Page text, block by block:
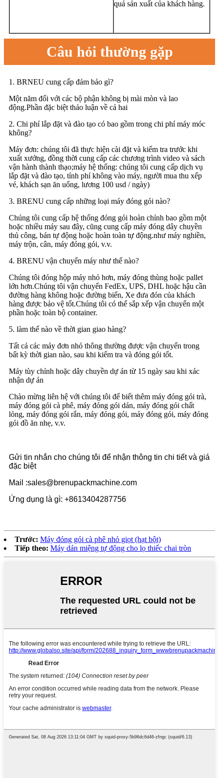
quả sản xuất của khách hàng.
Câu hỏi thường gặp
1. BRNEU cung cấp đảm bảo gì?
Một năm đối với các bộ phận không bị mài mòn và lao
động.Phần đặc biệt thảo luận về cả hai
2. Chi phí lắp đặt và đào tạo có bao gồm trong chi phí máy móc
không?
Máy đơn: chúng tôi đã thực hiện cài đặt và kiểm tra trước khi
xuất xưởng, đồng thời cung cấp các chương trình video và sách
vận hành thành thạo;máy hệ thống: chúng tôi cung cấp dịch vụ
lắp đặt và đào tạo, tính phí không vào máy, người mua thu xếp
vé, khách sạn ăn uống, lương 100 usd / ngày)
3. BRENU cung cấp những loại máy đóng gói nào?
Chúng tôi cung cấp hệ thống đóng gói hoàn chỉnh bao gồm một
hoặc nhiều máy sau đây, cũng cung cấp máy đóng dây chuyền
thủ công, bán tự động hoặc hoàn toàn tự động.như máy nghiền,
máy trộn, cân, máy đóng gói, v.v.
4. BRENU vận chuyển máy như thế nào?
Chúng tôi đóng hộp máy nhỏ hơn, máy đóng thùng hoặc pallet
lớn hơn.Chúng tôi vận chuyển FedEx, UPS, DHL hoặc hậu cần
đường hàng không hoặc đường biển, Xe đưa đón của khách
hàng được bảo vệ tốt.Chúng tôi có thể sắp xếp vận chuyển một
phần hoặc toàn bộ container.
5. làm thế nào về thời gian giao hàng?
Tất cả các máy đơn nhỏ thông thường được vận chuyển trong
bất kỳ thời gian nào, sau khi kiểm tra và đóng gói tốt.
Máy tùy chỉnh hoặc dây chuyền dự án từ 15 ngày sau khi xác
nhận dự án
Chào mừng liên hệ với chúng tôi để biết thêm máy đóng gói trà,
máy đóng gói cà phê, máy đóng gói dán, máy đóng gói chất
lỏng, máy đóng gói rắn, máy đóng gói, máy đóng gói, máy đóng
gói đồ ăn nhẹ, v.v.
Gửi tin nhắn cho chúng tôi để nhận thông tin chi tiết và giá
đặc biệt
Mail :sales@brenupackmachine.com
Ứng dụng là gì: +8613404287756
Trước: Máy đóng gói cà phê nhỏ giọt (hạt bột)
Tiếp theo: Máy dán miệng tự động cho lọ thiếc chai tròn